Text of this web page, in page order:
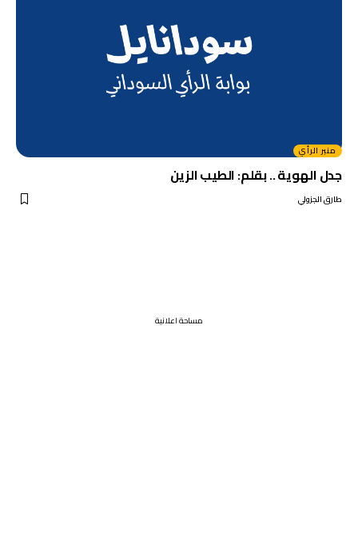
منبر الرأي
جدل الهوية .. بقلم: الطيب الزين
طارق الجزولي
مساحة اعلانية